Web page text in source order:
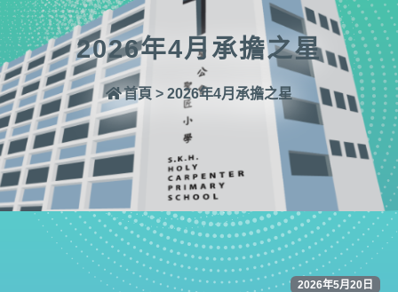
2026年4月承擔之星
首頁 > 2026年4月承擔之星
2026年5月20日